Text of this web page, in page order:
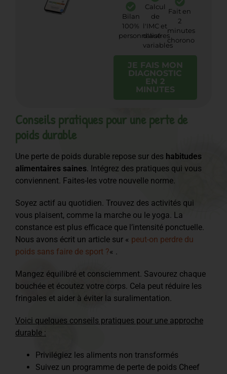
Bilan
100%
personnalisé
Calcul
de
l'IMC et
d'autres
variables
Fait en
2
minutes
chorono
JE FAIS MON
DIAGNOSTIC
EN 2
MINUTES
Conseils pratiques pour une perte de
poids durable
Une perte de poids durable repose sur des habitudes
alimentaires saines. Intégrez des pratiques qui vous
conviennent. Faites-les votre nouvelle norme.
Soyez actif au quotidien. Trouvez des activités qui
vous plaisent, comme la marche ou le yoga. La
constance est plus efficace que l’intensité ponctuelle.
Nous avons écrit un article sur « peut-on perdre du
poids sans faire de sport ?« .
Mangez équilibré et consciemment. Savourez chaque
bouchée et écoutez votre corps. Cela peut réduire les
fringales et aider à éviter la suralimentation.
Voici quelques conseils pratiques pour une approche
durable :
Privilégiez les aliments non transformés
Suivez un programme de perte de poids Cheef